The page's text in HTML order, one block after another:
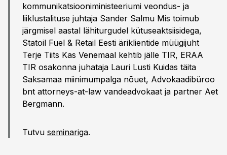
kommunikatsiooniministeeriumi veondus- ja
liiklustalituse juhtaja Sander Salmu Mis toimub
järgmisel aastal lähiturgudel kütuseaktsiisidega,
Statoil Fuel & Retail Eesti äriklientide müügijuht
Terje Tiits Kas Venemaal kehtib jälle TIR, ERAA
TIR osakonna juhataja Lauri Lusti Kuidas täita
Saksamaa miinimumpalga nõuet, Advokaadibüroo
bnt attorneys-at-law vandeadvokaat ja partner Aet
Bergmann.
Tutvu seminariga.